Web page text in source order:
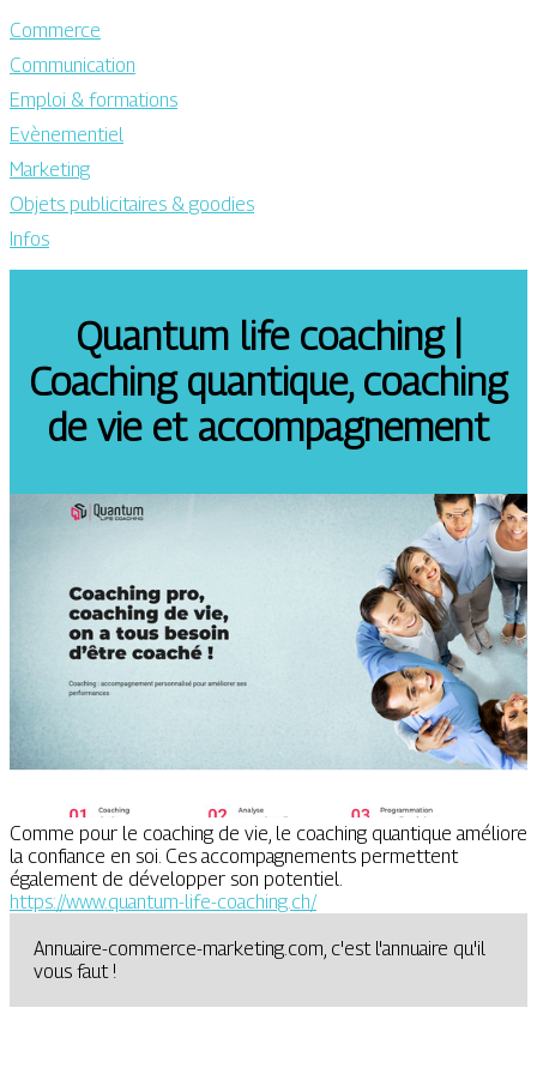
Commerce
Communication
Emploi & formations
Evènementiel
Marketing
Objets publicitaires & goodies
Infos
Quantum life coaching |
Coaching quantique, coaching
de vie et accom­pag­ne­ment
Comme pour le coaching de vie, le coaching quantique améliore
la confiance en soi. Ces accompagnements permettent
également de développer son potentiel.
https://www.quantum-life-coaching.ch/
Annuaire-commerce-marketing.com, c'est l'annuaire qu'il
vous faut !